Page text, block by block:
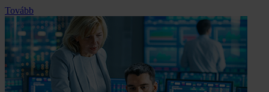
Tovább